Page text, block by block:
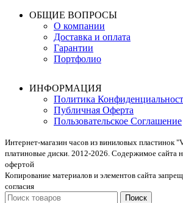
ОБЩИЕ ВОПРОСЫ
О компании
Доставка и оплата
Гарантии
Портфолио
ИНФОРМАЦИЯ
Политика
Публичная Оферта
Пользовательское Соглашение
Интернет-магазин часов из виниловых пластинок
платиновые диски. 2012-2026. Содержимое сайта
офертой
Копирование материалов и элементов сайта
согласия
Поиск